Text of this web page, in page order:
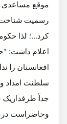
موقع مساعدی
رسمیت شناخت و
کرد...؛ لذا
اعلام داشت:
افغانستان را
سلطنت امداد
جداً طرفداریک
وحاضراست